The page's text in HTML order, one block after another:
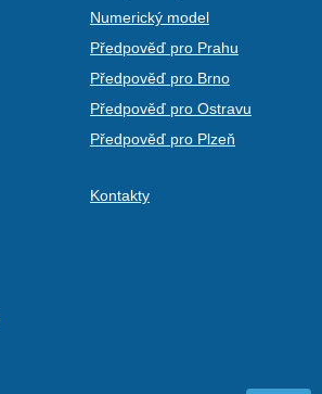
Numerický model
Předpověď pro Prahu
Předpověď pro Brno
Předpověď pro Ostravu
Předpověď pro Plzeň
Kontakty